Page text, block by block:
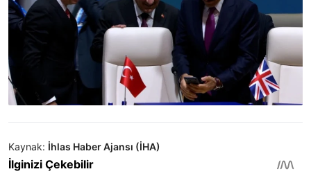
Kaynak: İhlas Haber Ajansı (İHA)